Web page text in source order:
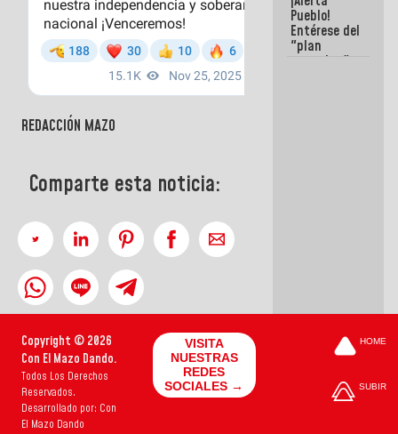
REDACCIÓN MAZO
Comparte esta noticia:
Pueblo!
Entérese del
"plan
enjambre"
Copyright © 2026
Con El Mazo Dando.
Todos Los Derechos
Reservados.
Desarrollado por: Con
El Mazo Dando
VISITA
NUESTRAS
REDES
SOCIALES →
HOME
SUBIR